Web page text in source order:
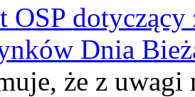
dotyczący
Dnia
że z uwagi